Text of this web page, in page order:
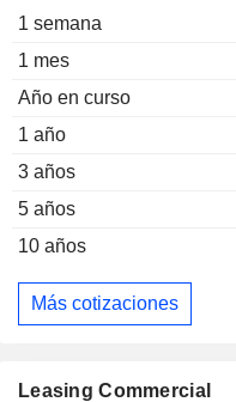
1 semana
1 mes
Año en curso
1 año
3 años
5 años
10 años
Más cotizaciones
Leasing Commercial